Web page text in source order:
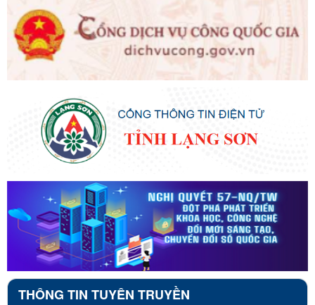
THÔNG TIN TUYÊN TRUYỀN